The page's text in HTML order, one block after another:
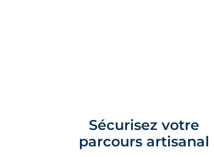
Sécurisez votre
parcours artisanal